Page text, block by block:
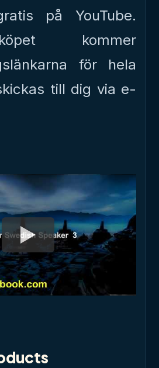
på YouTube.
kommer
för hela
till dig via e-